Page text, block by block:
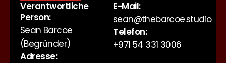
Verantwortliche
Person:
Sean Barcoe
(Begründer)
Adresse:
E-Mail:
sean@thebarcoe.studio
Telefon:
+971 54 331 3006